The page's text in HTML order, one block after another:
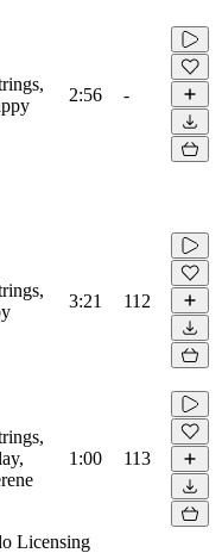
2:56 -
3:21 112
1:00 113
Licensing